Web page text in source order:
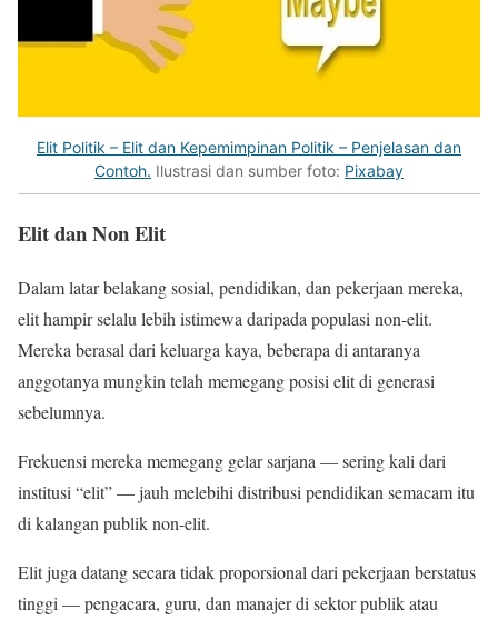
Elit Politik – Elit dan Kepemimpinan Politik – Penjelasan dan
Contoh. Ilustrasi dan sumber foto: Pixabay
Elit dan Non Elit
Dalam latar belakang sosial, pendidikan, dan pekerjaan mereka,
elit hampir selalu lebih istimewa daripada populasi non-elit.
Mereka berasal dari keluarga kaya, beberapa di antaranya
anggotanya mungkin telah memegang posisi elit di generasi
sebelumnya.
Frekuensi mereka memegang gelar sarjana — sering kali dari
institusi “elit” — jauh melebihi distribusi pendidikan semacam itu
di kalangan publik non-elit.
Elit juga datang secara tidak proporsional dari pekerjaan berstatus
tinggi — pengacara, guru, dan manajer di sektor publik atau